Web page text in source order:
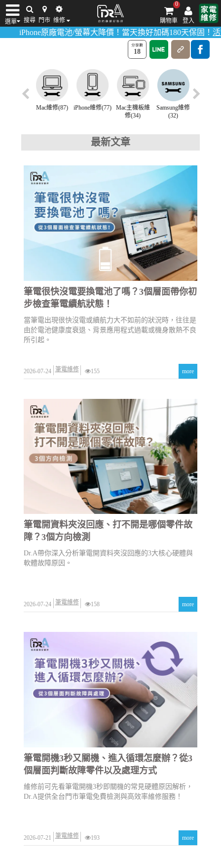
選單 搜尋 門市 维修 登入
0
購物車
iPhone維修/價格 筆電維修/價格 Android手機維修/價格 MacBook維修/價
原廠電池/螢幕大降價！當天換好加碼180天保固！活動詳情請
筆電維修
首頁>維修講座>筆電維修
18
Mac維修(87) iPhone維修(77)
Mac主機板維
修(34)
Samsung維修
(32)
最新文章
筆電很快沒電要換電池了嗎？3個層面帶你初
步檢查筆電續航狀態！
當筆電出現很快沒電或續航力大不如前的狀況時，往往是
由於電池健康度衰退、背景應用程式過載或機身散熱不良
所引起。
2026-07-24 筆電維修 155 more
筆電開資料夾沒回應、打不開是哪個零件故
障？3個方向檢測
Dr.A帶你深入分析筆電開資料夾沒回應的3大核心硬體與
軟體故障原因。
2026-07-24 筆電維修 158 more
筆電開機3秒又關機、進入循環怎麼辦？從3
個層面判斷故障零件以及處理方式
維修前可先看筆電開機3秒即關機的常見硬體原因解析，
Dr.A提供全台門市筆電免費檢測與高效率維修服務！
2026-07-21 筆電維修 193 more